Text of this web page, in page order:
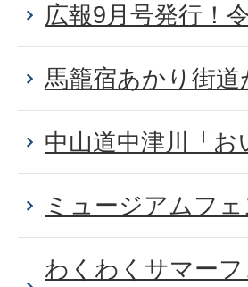
広報9月号発行！
馬籠宿あかり街
中山道中津川「
ミュージアムフ
わくわくサマー